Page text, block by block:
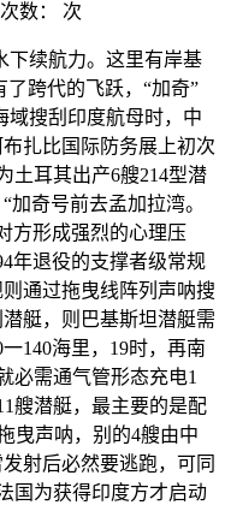
数： 次
续航力。这里有岸基
了跨代的飞跃，“加奇”
域搜刮印度航母时，中
扎比国际防务展上初次
土耳其出产6艘214型潜
奇号前去孟加拉湾。
方形成强烈的心理压
年退役的支撑者级常规
通过拖曳线阵列声呐搜
艇，则巴基斯坦潜艇需
140海里，19时，再南
必需通气管形态充电1
艘潜艇，最主要的是配
曳声呐，别的4艘由中
射后必然要逃跑，可同
国为获得印度方才启动